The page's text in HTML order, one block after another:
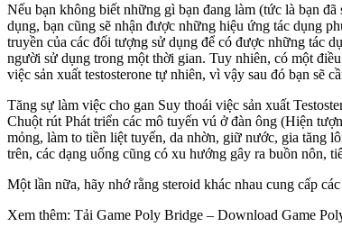
Nếu bạn không biết những gì bạn đang làm (tức là bạn
dụng, bạn cũng sẽ nhận được những hiệu ứng tác dụng
truyền của các đối tượng sử dụng để có được những tác
người sử dụng trong một thời gian. Tuy nhiên, có một
việc sản xuất testosterone tự nhiên, vì vậy sau đó bạn sẽ
Tăng sự làm việc cho gan Suy thoái việc sản xuất
Chuột rút Phát triển các mô tuyến vú ở đàn ông (Hiện
mỏng, làm to tiền liệt tuyến, da nhờn, giữ nước, gia tăng
trên, các dạng uống cũng có xu hướng gây ra buồn nôn,
Một lần nữa, hãy nhớ rằng steroid khác nhau cung cấp
Xem thêm: Tải Game Poly Bridge – Download Game